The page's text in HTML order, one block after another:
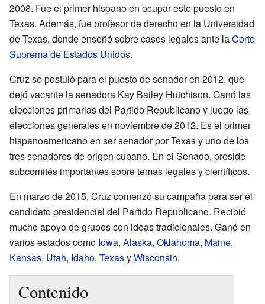
2008. Fue el primer hispano en ocupar este puesto en
Texas. Además, fue profesor de derecho en la Universidad
de Texas, donde enseñó sobre casos legales ante laCorte
Suprema de Estados Unidos.
Cruz se postuló para el puesto de senador en 2012, que
dejó vacante la senadora Kay Bailey Hutchison. Ganó las
elecciones primarias del Partido Republicano y luego las
elecciones generales en noviembre de 2012. Es el primer
hispanoamericano en ser senador por Texas y uno de los
tres senadores de origen cubano. En el Senado, preside
subcomités importantes sobre temas legales y científicos.
En marzo de 2015, Cruz comenzó su campaña para ser el
candidato presidencial del Partido Republicano. Recibió
mucho apoyo de grupos con ideas tradicionales. Ganó en
varios estados como Iowa, Alaska, Oklahoma, Maine,
Kansas, Utah, Idaho, TexasyWisconsin.
Contenido